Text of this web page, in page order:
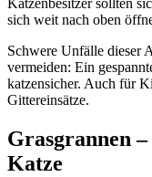
Katzenbesitzer sollten
sich weit nach oben
Schwere Unfälle dieser
vermeiden: Ein
katzensicher. Auch für
Gittereinsätze.
Grasgrannen
Katze